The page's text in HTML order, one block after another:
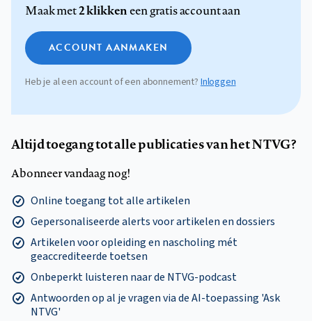
Maak met2 klikkeneen gratis account aan
ACCOUNT AANMAKEN
Heb je al een account of een abonnement?Inloggen
Altijd toegang tot alle publicaties van het NTVG?
Abonneer vandaag nog!
Online toegang tot alle artikelen
Gepersonaliseerde alerts voor artikelen en dossiers
Artikelen voor opleiding en nascholing mét
geaccrediteerde toetsen
Onbeperkt luisteren naar de NTVG-podcast
Antwoorden op al je vragen via de AI-toepassing 'Ask
NTVG'